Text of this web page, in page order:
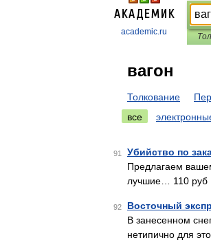
academic.ru
вагон
Толкование
все
91 Убийство по
Предлагаем
лучшие… 110 руб
92 Восточный
В занесенном
нетипично для